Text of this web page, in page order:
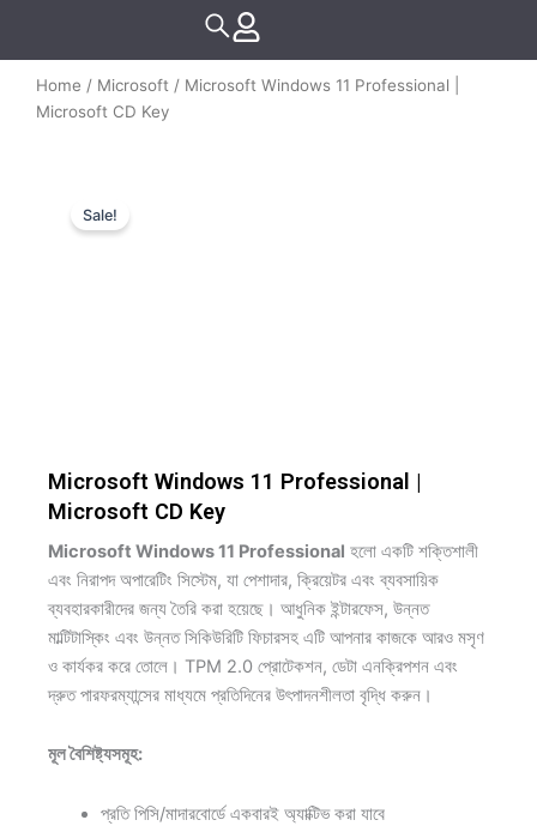
Home / Microsoft / Microsoft Windows 11 Professional |
Microsoft CD Key
Sale!
Microsoft Windows 11 Professional |
Microsoft CD Key
Microsoft Windows 11 Professional হলো একটি শক্তিশালী
এবং নিরাপদ অপারেটিং সিস্টেম, যা পেশাদার, ক্রিয়েটর এবং ব্যবসায়িক
ব্যবহারকারীদের জন্য তৈরি করা হয়েছে। আধুনিক ইন্টারফেস, উন্নত
মাল্টিটাস্কিং এবং উন্নত সিকিউরিটি ফিচারসহ এটি আপনার কাজকে আরও মসৃণ
ও কার্যকর করে তোলে। TPM 2.0 প্রোটেকশন, ডেটা এনক্রিপশন এবং
দ্রুত পারফরম্যান্সের মাধ্যমে প্রতিদিনের উৎপাদনশীলতা বৃদ্ধি করুন।
মূল বৈশিষ্ট্যসমূহ:
প্রতি পিসি/মাদারবোর্ডে একবারই অ্যাক্টিভ করা যাবে